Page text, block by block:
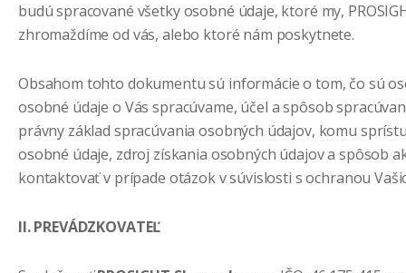
budú spracované všetky osobné údaje, ktoré my,
zhromaždíme od vás, alebo ktoré nám poskytnete.
Obsahom tohto dokumentu sú informácie o tom, čo sú
osobné údaje o Vás spracúvame, účel a spôsob
právny základ spracúvania osobných údajov, komu
osobné údaje, zdroj získania osobných údajov a spôsob
kontaktovať v prípade otázok v súvislosti s ochranou
II. PREVÁDZKOVATEĽ